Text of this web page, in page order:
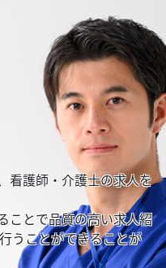
看護師・介護士の求人を
ことで品質の高い求人紹
うことができることが